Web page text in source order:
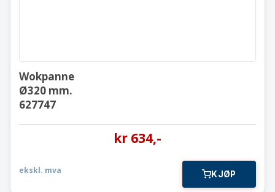
Wokpanne
Ø320 mm.
627747
kr 634,-
ekskl. mva KJØP